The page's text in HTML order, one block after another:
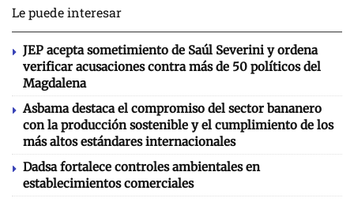
Le puede interesar
JEP acepta sometimiento de Saúl Severini y ordena
verificar acusaciones contra más de 50 políticos del
Magdalena
Asbama destaca el compromiso del sector bananero
con la producción sostenible y el cumplimiento de los
más altos estándares internacionales
Dadsa fortalece controles ambientales en
establecimientos comerciales